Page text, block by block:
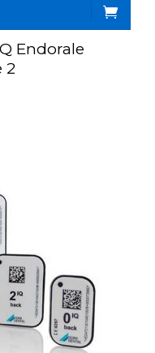
Endorale
2